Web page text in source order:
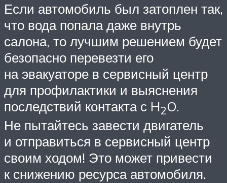
Если автомобиль был затоплен так,
что вода попала даже внутрь
салона, то лучшим решением будет
безопасно перевезти его
на эвакуаторе в сервисный центр
для профилактики и выяснения
последствий контакта с H2O.
Не пытайтесь завести двигатель
и отправиться в сервисный центр
своим ходом! Это может привести
к снижению ресурса автомобиля.